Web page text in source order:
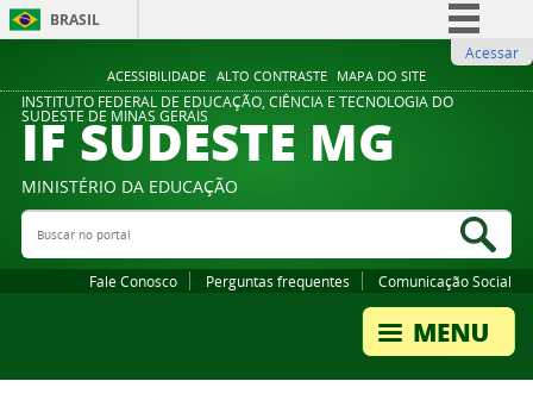
ACESSIBILIDADE ALTO CONTRASTE MAPA DO SITE
BRASIL
Comunica BR
Participe
Legislação
Acessar
INSTITUTO FEDERAL DE EDUCAÇÃO, CIÊNCIA E TECNOLOGIA DO
SUDESTE DE MINAS GERAIS
IF SUDESTE MG
MINISTÉRIO DA EDUCAÇÃO
Buscar no portal
Fale Conosco Perguntas frequentes Comunicação Social